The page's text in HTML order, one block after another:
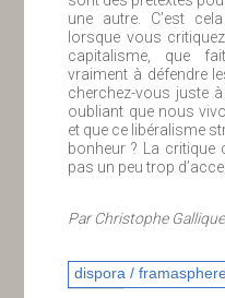
une autre. C’est
lorsque vous
capitalisme, que
vraiment à défendre
cherchez-vous juste
oubliant que nous
et que ce libéralisme
bonheur ? La critique
pas un peu trop
Par Christophe Gallique
dispora /